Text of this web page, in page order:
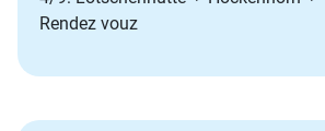
Rendez vouz